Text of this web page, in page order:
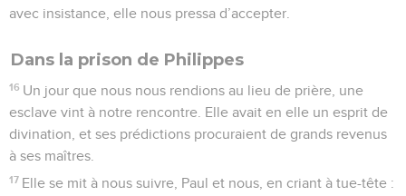
avec insistance, elle nous pressa d’accepter.
Dans la prison de Philippes
16 Un jour que nous nous rendions au lieu de prière, une
esclave vint à notre rencontre. Elle avait en elle un esprit de
divination, et ses prédictions procuraient de grands revenus
à ses maîtres.
17 Elle se mit à nous suivre, Paul et nous, en criant à tue-tête :